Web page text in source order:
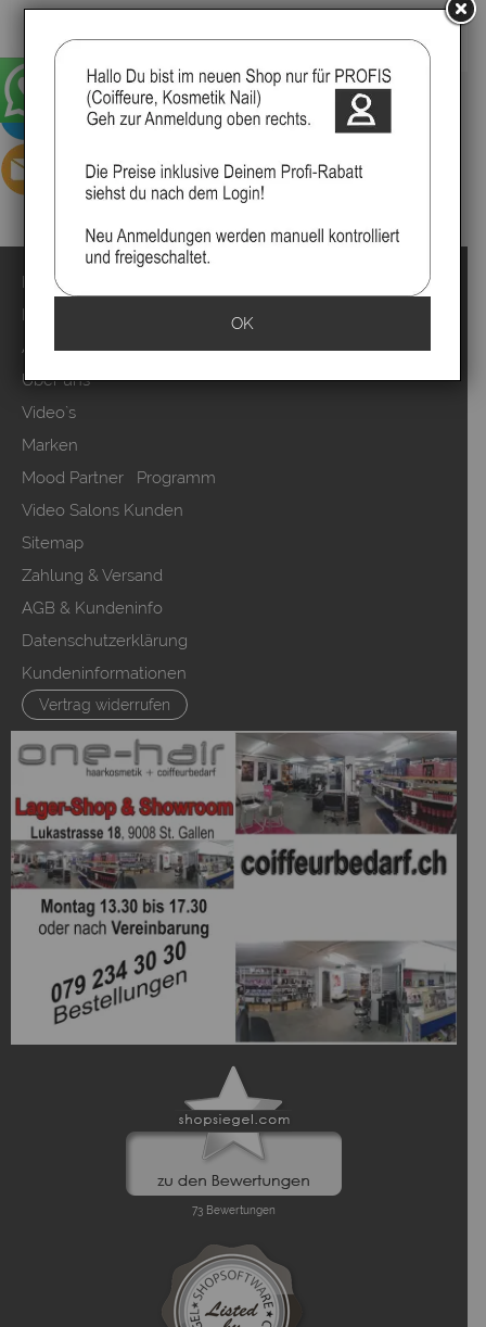
Impressum
Kontakt
Anmelden
Über uns
Video`s
Marken
Mood Partner Programm
Video Salons Kunden
Sitemap
Zahlung & Versand
AGB & Kundeninfo
Datenschutzerklärung
Kundeninformationen
Vertrag widerrufen
OK